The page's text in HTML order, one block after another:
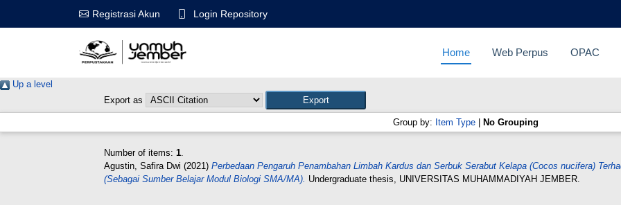
Registrasi Akun Login Repository
Home Web Perpus OPAC
Up a level
Export as
Group by: Item Type No Grouping
Number of items: 1.
Agustin, Safira Dwi (2021) Perbedaan Pengaruh Penambahan Limbah Kardus dan Serbuk Serabut Kelapa (Cocos nucifera)
(Sebagai Sumber Belajar Modul Biologi SMA/MA). Undergraduate thesis, UNIVERSITAS MUHAMMADIYAH JEMBER.